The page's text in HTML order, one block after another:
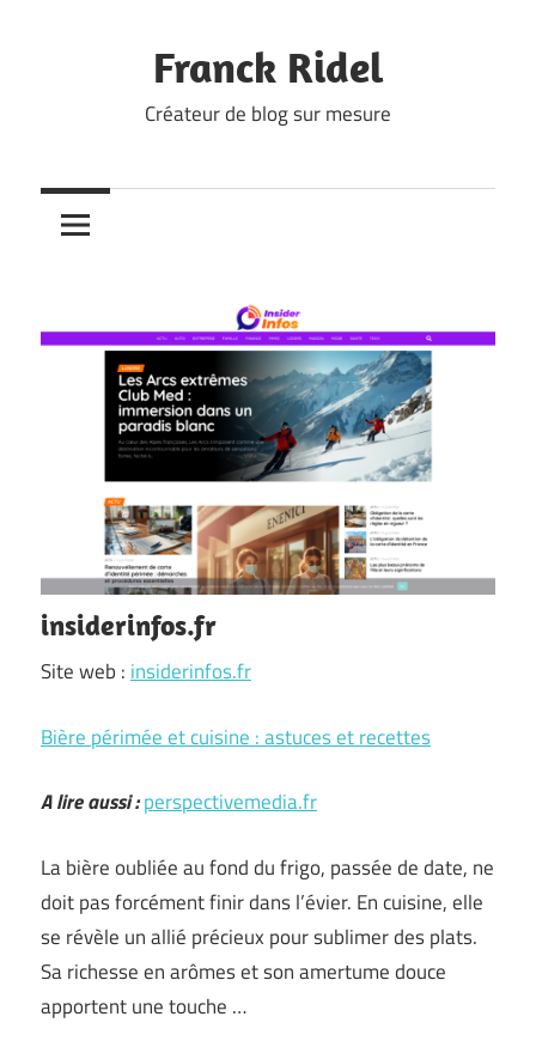
Franck Ridel
Créateur de blog sur mesure
insiderinfos.fr
Site web : insiderinfos.fr
Bière périmée et cuisine : astuces et recettes
A lire aussi :perspectivemedia.fr
La bière oubliée au fond du frigo, passée de date, ne
doit pas forcément finir dans l’évier. En cuisine, elle
se révèle un allié précieux pour sublimer des plats.
Sa richesse en arômes et son amertume douce
apportent une touche …